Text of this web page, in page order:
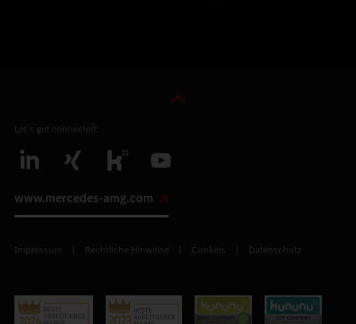
Let’s get connected:
www.mercedes-amg.com
Impressum Rechtliche Hinweise Cookies Datenschutz